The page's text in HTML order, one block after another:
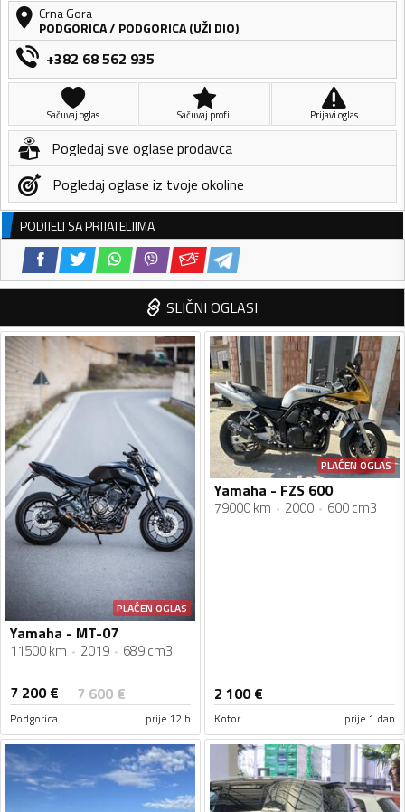
Crna Gora
PODGORICA/ PODGORICA (UŽI DIO)
+382 68 562 935
Sačuvaj oglas Sačuvaj profil Prijavi oglas
Pogledaj sve oglase prodavca
Pogledaj oglase iz tvoje okoline
PODIJELI SA PRIJATELJIMA
SLIČNI OGLASI
PLAĆEN OGLAS
Yamaha - MT-07
11500 km 2019 689 cm3
7 200€ 7 600€
Podgorica prije 12 h
PLAĆEN OGLAS
Yamaha - FZS 600
79000 km 2000 600 cm3
2 100€
Kotor prije 1 dan